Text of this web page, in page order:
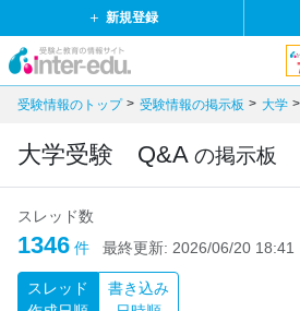
新規登録
受験情報のトップ 受験情報の掲示板 大学
大学受験 Q&A の掲示板
スレッド数
1346 件 最終更新: 2026/06/20 18:41
スレッド
書き込み